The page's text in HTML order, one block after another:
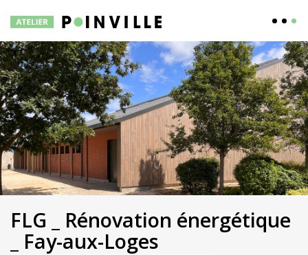
FLG _ Rénovation énergétique
_ Fay-aux-Loges